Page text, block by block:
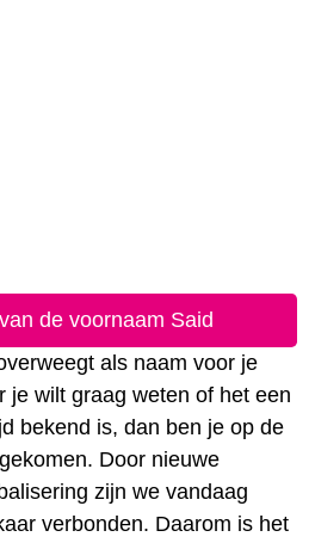
de voornaam Said
als naam voor je
je wilt graag weten of het een
bekend is, dan ben je op de
Door nieuwe
zijn we vandaag
verbonden. Daarom is het